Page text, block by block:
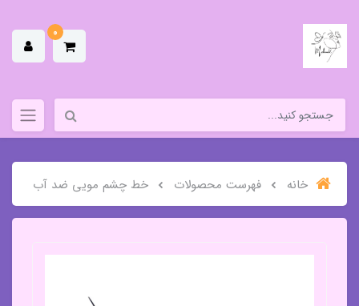
0
خانه فهرست محصولات خط چشم مویی ضد آب